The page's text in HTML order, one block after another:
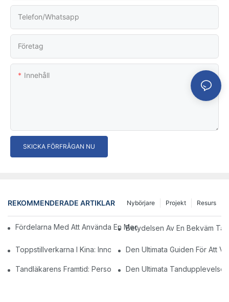
Telefon/whatsapp
Företag
Innehåll
SKICKA FÖRFRÅGAN NU
REKOMMENDERADE ARTIKLAR Resurs
Projekt
Nybörjare
Fördelarna Med Att Använda En Medicinsk Pall Med Hjul I
Betydelsen Av En Bekväm
Toppstillverkarna I Kina: Innovationer Och Kvalitet
Den Ultimata Guiden För Att
Tandläkarens Framtid: Personliga Moderna Tandstolar
Den Ultimata